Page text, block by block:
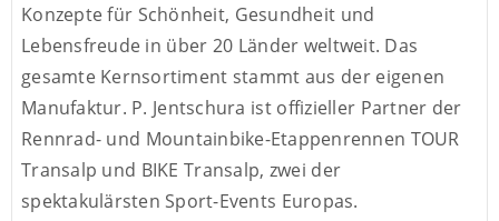
Konzepte für Schönheit, Gesundheit und
Lebensfreude in über 20 Länder weltweit. Das
gesamte Kernsortiment stammt aus der eigenen
Manufaktur. P. Jentschura ist offizieller Partner der
Rennrad- und Mountainbike-Etappenrennen TOUR
Transalp und BIKE Transalp, zwei der
spektakulärsten Sport-Events Europas.